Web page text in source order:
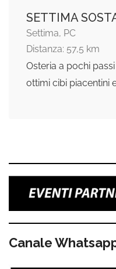
SETTIMA
Settima, PC
Distanza: 57,5 km
Osteria a pochi
ottimi cibi piacentini
Canale